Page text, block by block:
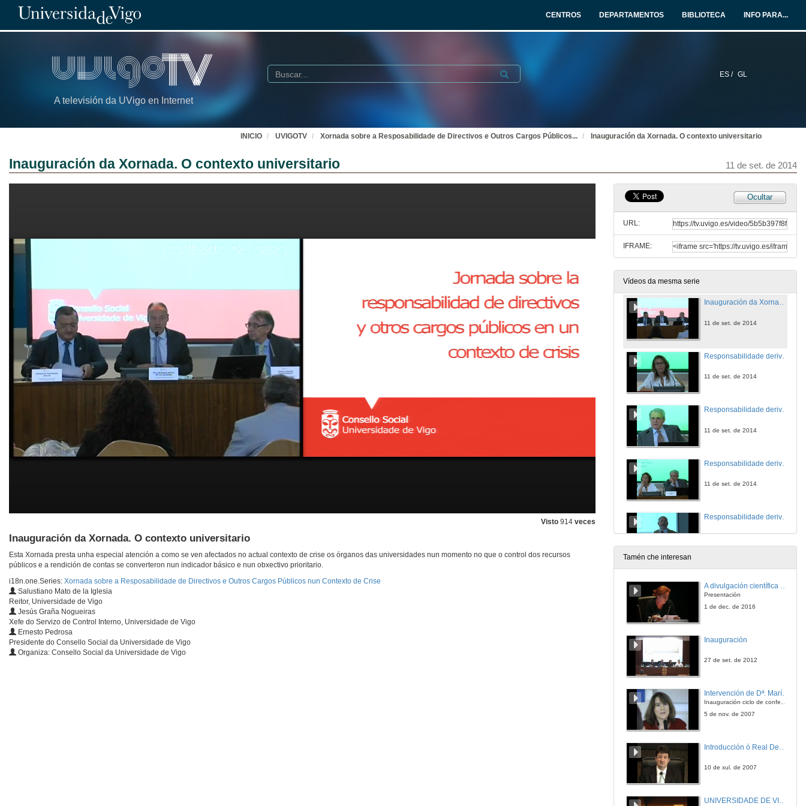
CENTROS DEPARTAMENTOS BIBLIOTECA INFO PARA...
A televisión da UVigo en Internet
ES / GL
Buscar Submit
INICIO UVIGOTV Xornada sobre a Resposabilidade de Directivos e Outros Cargos Públicos... Inauguración da Xornada. O contexto universitario
Inauguración da Xornada. O contexto universitario 11 de set. de 2014
Visto 914 veces
Inauguración da Xornada. O contexto universitario
Esta Xornada presta unha especial atención a como se ven afectados no actual contexto de crise os órganos das universidades nun momento no que o control dos recursos
públicos e a rendición de contas se converteron nun indicador básico e nun obxectivo prioritario.
i18n.one.Series: Xornada sobre a Resposabilidade de Directivos e Outros Cargos Públicos nun Contexto de Crise
Salustiano Mato de la Iglesia
Reitor, Universidade de Vigo
Jesús Graña Nogueiras
Xefe do Servizo de Control Interno, Universidade de Vigo
Ernesto Pedrosa
Presidente do Consello Social da Universidade de Vigo
Organiza: Consello Social da Universidade de Vigo
Ocultar
URL:
IFRAME:
Vídeos da mesma serie
Inauguración da Xornada. O contexto universitario
11 de set. de 2014
11 de set. de 2014
Responsabilidade derivada dos órganos de fiscalización de contas
11 de set. de 2014
11 de set. de 2014
Responsabilidade derivada de actuacións administrativas perante órganos xurisdicionais e outros organismos de control: patrimonial, disciplinaria e política. Presentación
Responsabilidade derivada de actuacións administrativas perante órganos xurisdicionais e outros organismos de control: patrimonial, disciplinaria e política
11 de set. de 2014
11 de set. de 2014
11 de set. de 2014
Tamén che interesan
A divulgación científica como motor da actividade de I+D+i
Presentación
1 de dec. de 2016
Inauguración
27 de set. de 2012
Intervención de Dª. María del Carmen Cabeza
Inauguración ciclo de conferencias
5 de nov. de 2007
10 de xul. de 2007
UNIVERSIDADE DE VIGO - NOVA EMPRENDEDORA